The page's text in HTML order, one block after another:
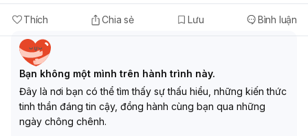
Thích Chia sẻ Lưu Bình luận
Bạn không một mình trên hành trình này.
Đây là nơi bạn có thể tìm thấy sự thấu hiểu, những kiến thức
tinh thần đáng tin cậy, đồng hành cùng bạn qua những
ngày chông chênh.